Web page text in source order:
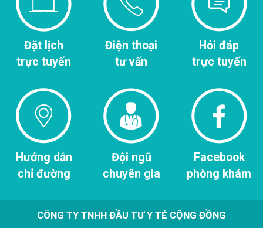
Đặt lịch
trực tuyến
Điện thoại
tư vấn
Hỏi đáp
trực tuyến
Hướng dẫn
chỉ đường
Đội ngũ
chuyên gia
Facebook
phòng khám
CÔNG TY TNHH ĐẦU TƯ Y TÉ CỘNG ĐỒNG